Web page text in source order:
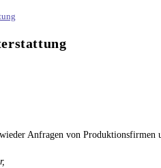
Anfragen von Produktionsfirmen